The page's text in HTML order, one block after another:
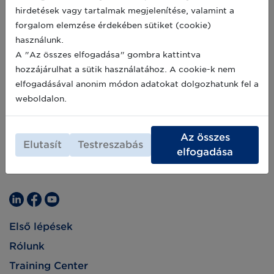
Nyomonkövetési Platform 2019 májusában
induló munkacsoportjaihoz való csatlakozásra.
2019-05-12
Első lépések
Rólunk
Training Center
hirdetések vagy tartalmak megjelenítése, valamint a
forgalom elemzése érdekében sütiket (cookie)
használunk.
A "Az összes elfogadása" gombra kattintva
hozzájárulhat a sütik használatához. A cookie-k nem
elfogadásával anonim módon adatokat dolgozhatunk fel a
weboldalon.
Elutasít Testreszabás
Az összes
elfogadása